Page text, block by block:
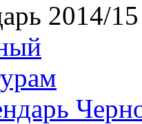
2014/15